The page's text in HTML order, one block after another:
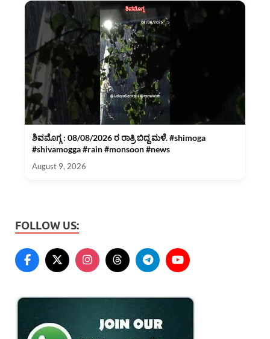
ಶಿವಮೊಗ್ಗ : 08/08/2026 ರ ರಾತ್ರಿ ಬಿದ್ದ ಮಳೆ. #shimoga
#shivamogga #rain #monsoon #news
August 9, 2026
FOLLOW US: